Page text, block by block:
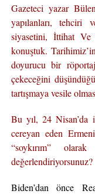
Gazeteci yazar
yapılanları, tehciri
siyasetini, İttihat Ve
konuştuk.
doyurucu bir
çekeceğini
tartışmaya vesile
Bu yıl, 24
cereyan eden
“soykırım”
değerlendiriyorsunuz?
Biden’dan önce